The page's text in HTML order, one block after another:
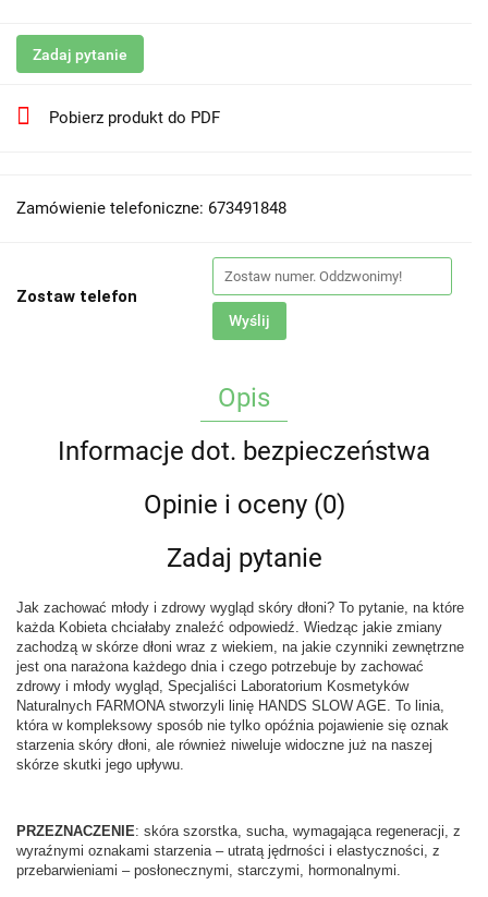
Zadaj pytanie
Pobierz produkt do PDF
Zamówienie telefoniczne: 673491848
Zostaw telefon
Wyślij
Opis
Informacje dot. bezpieczeństwa
Opinie i oceny (0)
Zadaj pytanie
Jak zachować młody i zdrowy wygląd skóry dłoni? To pytanie, na które
każda Kobieta chciałaby znaleźć odpowiedź. Wiedząc jakie zmiany
zachodzą w skórze dłoni wraz z wiekiem, na jakie czynniki zewnętrzne
jest ona narażona każdego dnia i czego potrzebuje by zachować
zdrowy i młody wygląd, Specjaliści Laboratorium Kosmetyków
Naturalnych FARMONA stworzyli linię HANDS SLOW AGE. To linia,
która w kompleksowy sposób nie tylko opóźnia pojawienie się oznak
starzenia skóry dłoni, ale również niweluje widoczne już na naszej
skórze skutki jego upływu.
PRZEZNACZENIE: skóra szorstka, sucha, wymagająca regeneracji, z
wyraźnymi oznakami starzenia – utratą jędrności i elastyczności, z
przebarwieniami – posłonecznymi, starczymi, hormonalnymi.